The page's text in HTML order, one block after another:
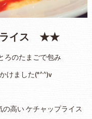
イス ★★
ろのたまごで包み
けました(*^^)v
高い ケチャップライス